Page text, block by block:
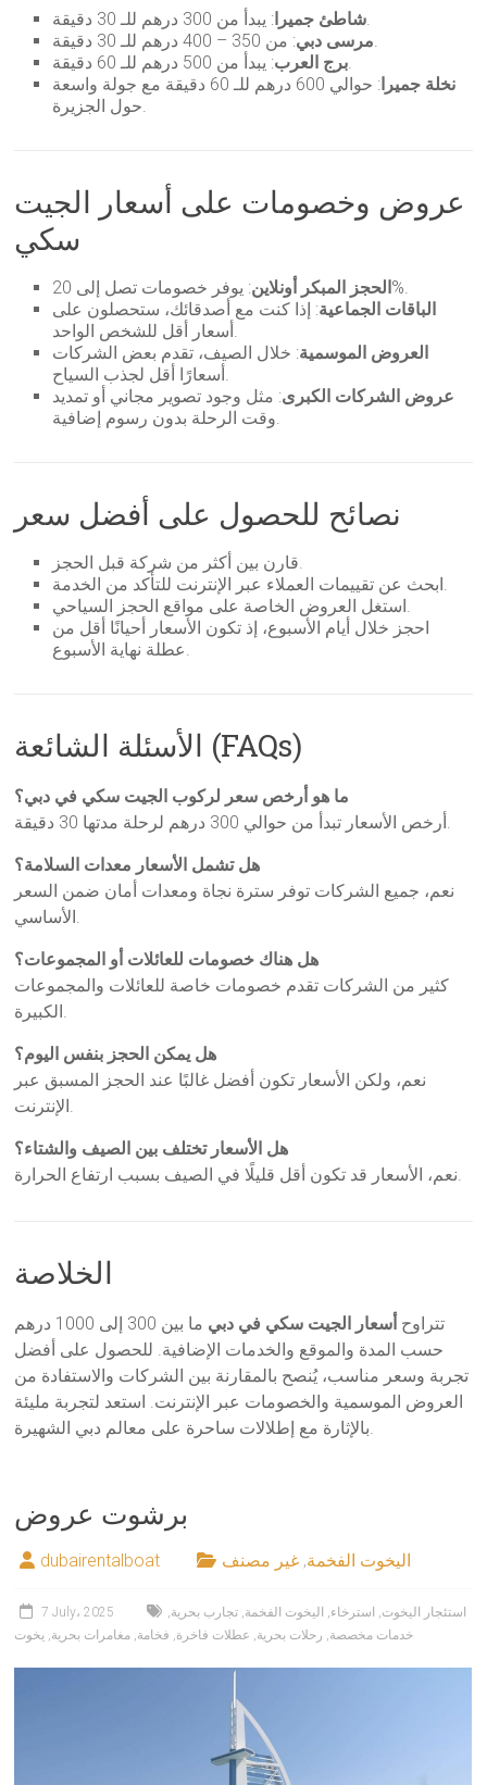
شاطئ جميرا: يبدأ من 300 درهم للـ 30 دقيقة.
مرسى دبي: من 350 – 400 درهم للـ 30 دقيقة.
برج العرب: يبدأ من 500 درهم للـ 60 دقيقة.
نخلة جميرا
: حوالي 600 درهم للـ 60 دقيقة مع جولة واسعة
حول الجزيرة.
عروض وخصومات على أسعار الجيت
سكي
الحجز المبكر أونلاين: يوفر خصومات تصل إلى 20%.
الباقات الجماعية: إذا كنت مع أصدقائك، ستحصلون على
أسعار أقل للشخص الواحد.
العروض الموسمية: خلال الصيف، تقدم بعض الشركات
أسعارًا أقل لجذب السياح.
عروض الشركات الكبرى: مثل وجود تصوير مجاني أو تمديد
وقت الرحلة بدون رسوم إضافية.
نصائح للحصول على أفضل سعر
قارن بين أكثر من شركة قبل الحجز.
ابحث عن تقييمات العملاء عبر الإنترنت للتأكد من الخدمة.
استغل العروض الخاصة على مواقع الحجز السياحي.
احجز خلال أيام الأسبوع، إذ تكون الأسعار أحيانًا أقل من
عطلة نهاية الأسبوع.
الأسئلة الشائعة (FAQs)
ما هو أرخص سعر لركوب الجيت سكي في دبي؟
أرخص الأسعار تبدأ من حوالي 300 درهم لرحلة مدتها 30 دقيقة.
هل تشمل الأسعار معدات السلامة؟
نعم، جميع الشركات توفر سترة نجاة ومعدات أمان ضمن السعر
الأساسي.
هل هناك خصومات للعائلات أو المجموعات؟
كثير من الشركات تقدم خصومات خاصة للعائلات والمجموعات
الكبيرة.
هل يمكن الحجز بنفس اليوم؟
نعم، ولكن الأسعار تكون أفضل غالبًا عند الحجز المسبق عبر
الإنترنت.
هل الأسعار تختلف بين الصيف والشتاء؟
نعم، الأسعار قد تكون أقل قليلًا في الصيف بسبب ارتفاع الحرارة.
الخلاصة
تتراوح أسعار الجيت سكي في دبي
ما بين 300 إلى 1000 درهم
حسب المدة والموقع والخدمات الإضافية. للحصول على أفضل
تجربة وسعر مناسب، يُنصح بالمقارنة بين الشركات والاستفادة من
العروض الموسمية والخصومات عبر الإنترنت. استعد لتجربة مليئة
بالإثارة مع إطلالات ساحرة على معالم دبي الشهيرة.
برشوت عروض
dubairentalboat اليخوت الفخمة, غير مصنف
7 July، 2025 استئجار اليخوت, استرخاء, اليخوت الفخمة, تجارب بحرية,
خدمات مخصصة, رحلات بحرية, عطلات فاخرة, فخامة, مغامرات بحرية, يخوت